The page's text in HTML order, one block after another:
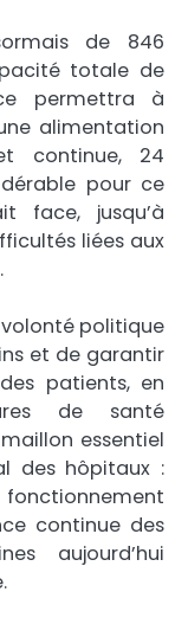
de 846
totale de
permettra à
alimentation
continue, 24
pour ce
face, jusqu’à
liées aux
politique
et de garantir
patients, en
de santé
essentiel
des hôpitaux :
fonctionnement
continue des
aujourd’hui